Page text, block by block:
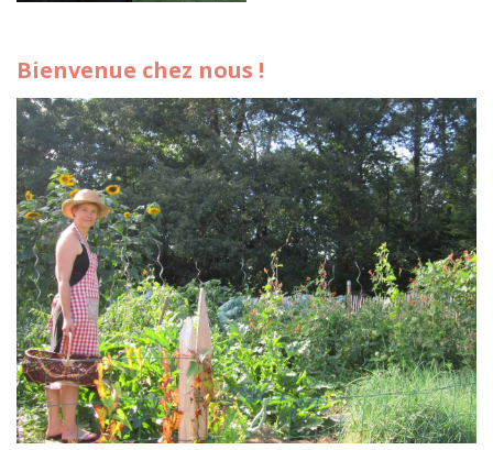
Bienvenue chez nous !